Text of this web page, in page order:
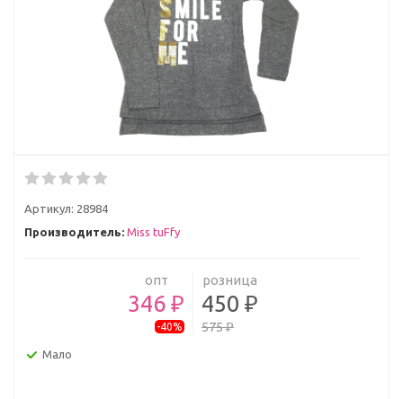
Артикул: 28984
Производитель: Miss tuFfy
опт
346 ₽
-40%
розница
450 ₽
575 ₽
Мало